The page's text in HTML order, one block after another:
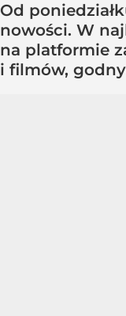
Od
nowości. W
na platformie
i filmów,